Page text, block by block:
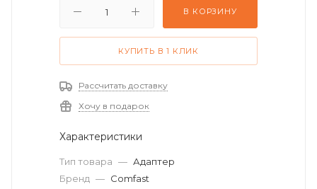
В КОРЗИНУ
КУПИТЬ В 1 КЛИК
Рассчитать доставку
Хочу в подарок
Характеристики
Тип товара — Адаптер
Бренд — Comfast